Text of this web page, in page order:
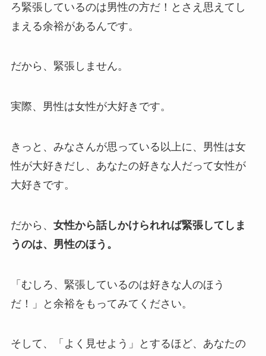
ろ緊張しているのは男性の方だ！とさえ思えてし
まえる余裕があるんです。
だから、緊張しません。
実際、男性は女性が大好きです。
きっと、みなさんが思っている以上に、男性は女
性が大好きだし、あなたの好きな人だって女性が
大好きです。
だから、 女性から話しかけられれば緊張してしま
うのは、男性のほう。
「むしろ、緊張しているのは好きな人のほう
だ！」と余裕をもってみてください。
そして、「よく見せよう」とするほど、あなたの